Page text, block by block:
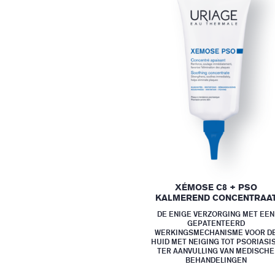
XÉMOSE C8 + PSO
KALMEREND
DE ENIGE VERZORGING MET EEN
GEPATENTEERD
WERKINGSMECHANISME VOOR
HUID MET NEIGING TOT
TER AANVULLING VAN MEDISCHE
BEHANDELINGEN